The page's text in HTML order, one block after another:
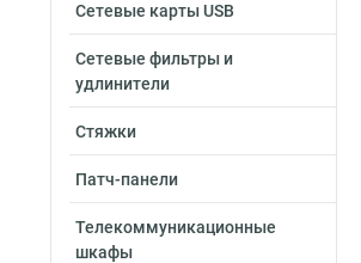
Сетевые карты USB
Сетевые фильтры и
удлинители
Стяжки
Патч-панели
Телекоммуникационные
шкафы